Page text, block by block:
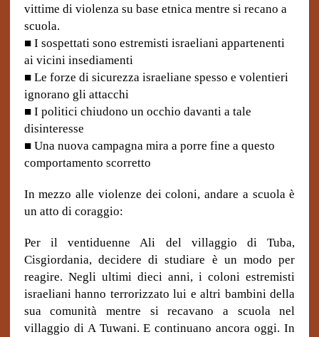
vittime di violenza su base etnica mentre si recano a
scuola.
■ I sospettati sono estremisti israeliani appartenenti
ai vicini insediamenti
■ Le forze di sicurezza israeliane spesso e volentieri
ignorano gli attacchi
■ I politici chiudono un occhio davanti a tale
disinteresse
■ Una nuova campagna mira a porre fine a questo
comportamento scorretto
In mezzo alle violenze dei coloni, andare a scuola è
un atto di coraggio:
Per il ventiduenne Ali del villaggio di Tuba,
Cisgiordania, decidere di studiare è un modo per
reagire. Negli ultimi dieci anni, i coloni estremisti
israeliani hanno terrorizzato lui e altri bambini della
sua comunità mentre si recavano a scuola nel
villaggio di A Tuwani. E continuano ancora oggi. In